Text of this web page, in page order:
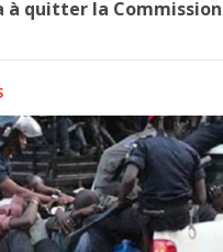
à quitter la